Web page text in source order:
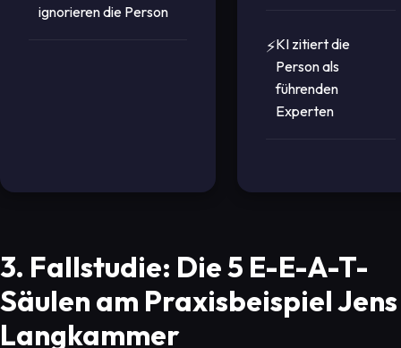
ignorieren die Person
KI zitiert die
Person als
führenden
Experten
3. Fallstudie: Die 5 E-E-A-T-
Säulen am Praxisbeispiel Jens
Langkammer